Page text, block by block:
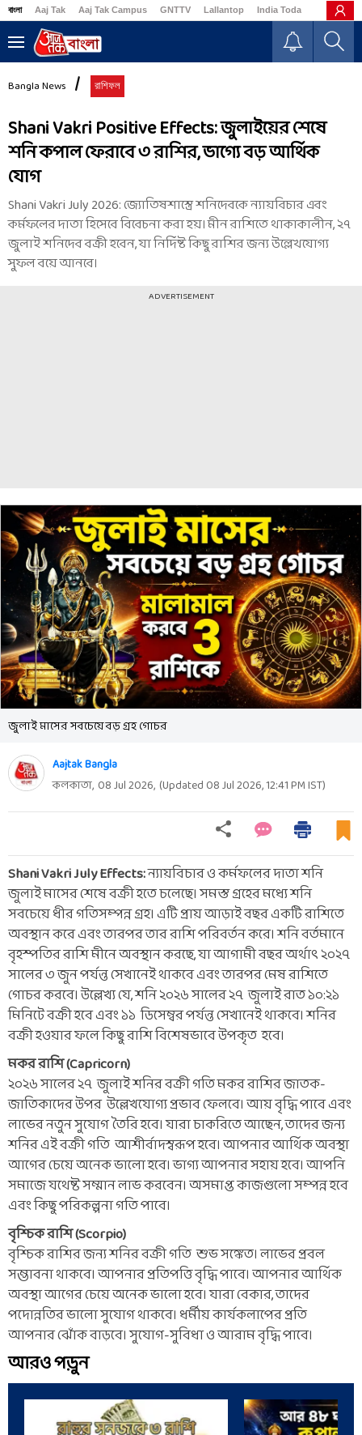
বাংলা Aaj Tak Aaj Tak Campus GNTTV Lallantop India Today Business
Bangla News রাশিফল
Shani Vakri Positive Effects: জুলাইয়ের শেষে
শনি কপাল ফেরাবে ৩ রাশির, ভাগ্যে বড় আর্থিক
যোগ
Shani Vakri July 2026: জ্যোতিষশাস্ত্রে শনিদেবকে ন্যায়বিচার এবং
কর্মফলের দাতা হিসেবে বিবেচনা করা হয়। মীন রাশিতে থাকাকালীন, ২৭
জুলাই শনিদেব বক্রী হবেন, যা নির্দিষ্ট কিছু রাশির জন্য উল্লেখযোগ্য
সুফল বয়ে আনবে।
ADVERTISEMENT
জুলাই মাসের সবচেয়ে বড় গ্রহ গোচর
Aajtak Bangla
কলকাতা, 08 Jul 2026, (Updated 08 Jul 2026, 12:41 PMIST)
Shani Vakri July Effects:ন্যায়বিচার ও কর্মফলের দাতা শনি
জুলাই মাসের শেষে বক্রী হতে চলেছে। সমস্ত গ্রহের মধ্যে শনি
সবচেয়ে ধীর গতিসম্পন্ন গ্রহ। এটি প্রায় আড়াই বছর একটি রাশিতে
অবস্থান করে এবং তারপর তার রাশি পরিবর্তন করে। শনি বর্তমানে
বৃহস্পতির রাশি মীনে অবস্থান করছে, যা আগামী বছর অর্থাৎ ২০২৭
সালের ৩ জুন পর্যন্ত সেখানেই থাকবে এবং তারপর মেষ রাশিতে
গোচর করবে। উল্লেখ্য যে, শনি ২০২৬ সালের ২৭ জুলাই রাত ১০:২১
মিনিটে বক্রী হবে এবং ১১ ডিসেম্বর পর্যন্ত সেখানেই থাকবে। শনির
বক্রী হওয়ার ফলে কিছু রাশি বিশেষভাবে উপকৃত হবে।
মকর রাশি (Capricorn)
২০২৬ সালের ২৭ জুলাই শনির বক্রী গতি মকর রাশির জাতক-
জাতিকাদের উপর উল্লেখযোগ্য প্রভাব ফেলবে। আয় বৃদ্ধি পাবে এবং
লাভের নতুন সুযোগ তৈরি হবে। যারা চাকরিতে আছেন, তাদের জন্য
শনির এই বক্রী গতি আশীর্বাদস্বরূপ হবে। আপনার আর্থিক অবস্থা
আগের চেয়ে অনেক ভালো হবে। ভাগ্য আপনার সহায় হবে। আপনি
সমাজে যথেষ্ট সম্মান লাভ করবেন। অসমাপ্ত কাজগুলো সম্পন্ন হবে
এবং কিছু পরিকল্পনা গতি পাবে।
বৃশ্চিক রাশি (Scorpio)
বৃশ্চিক রাশির জন্য শনির বক্রী গতি শুভ সঙ্কেত। লাভের প্রবল
সম্ভাবনা থাকবে। আপনার প্রতিপত্তি বৃদ্ধি পাবে। আপনার আর্থিক
অবস্থা আগের চেয়ে অনেক ভালো হবে। যারা বেকার, তাদের
পদোন্নতির ভালো সুযোগ থাকবে। ধর্মীয় কার্যকলাপের প্রতি
আপনার ঝোঁক বাড়বে। সুযোগ-সুবিধা ও আরাম বৃদ্ধি পাবে।
আরও পড়ুন